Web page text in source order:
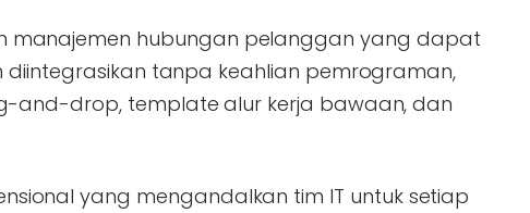
manajemen hubungan pelanggan yang dapat
diintegrasikan tanpa keahlian pemrograman,
and-drop, template alur kerja bawaan, dan
yang mengandalkan tim IT untuk setiap